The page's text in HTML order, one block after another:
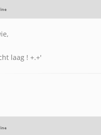
laag ! +.+'